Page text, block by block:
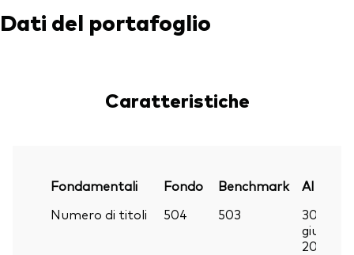
Dati del portafoglio
Caratteristiche
Fondamentali Fondo Benchmark
Al
Numero di titoli
504 503
30
giu
2026